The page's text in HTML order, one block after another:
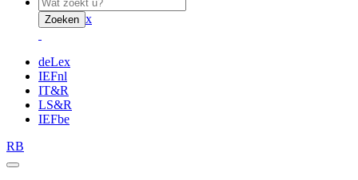
Zoeken x
deLex
IEFnl
IT&R
LS&R
IEFbe
RB